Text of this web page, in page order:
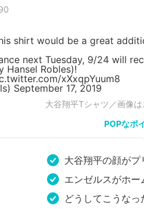
shirt would be a great
next Tuesday, 9/24 will
Hansel Robles)!
xXxqpYuum8
September 17, 2019
大谷翔平Tシャツ／画像
POPなポ
大谷翔平の顔が
エンゼルスがホ
どうしてこうなっ